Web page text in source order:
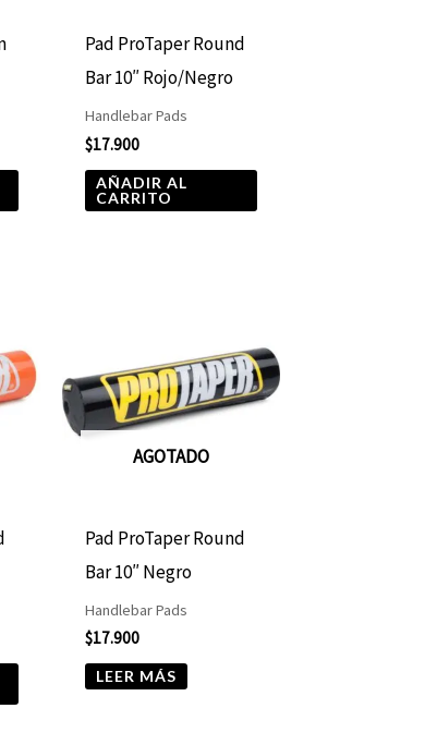
Pad ProTaper Round
Bar 10″ Rojo/Negro
Handlebar Pads
$17.900
AÑADIR AL
CARRITO
AGOTADO
Pad ProTaper Round
Bar 10″ Negro
Handlebar Pads
$17.900
LEER MÁS